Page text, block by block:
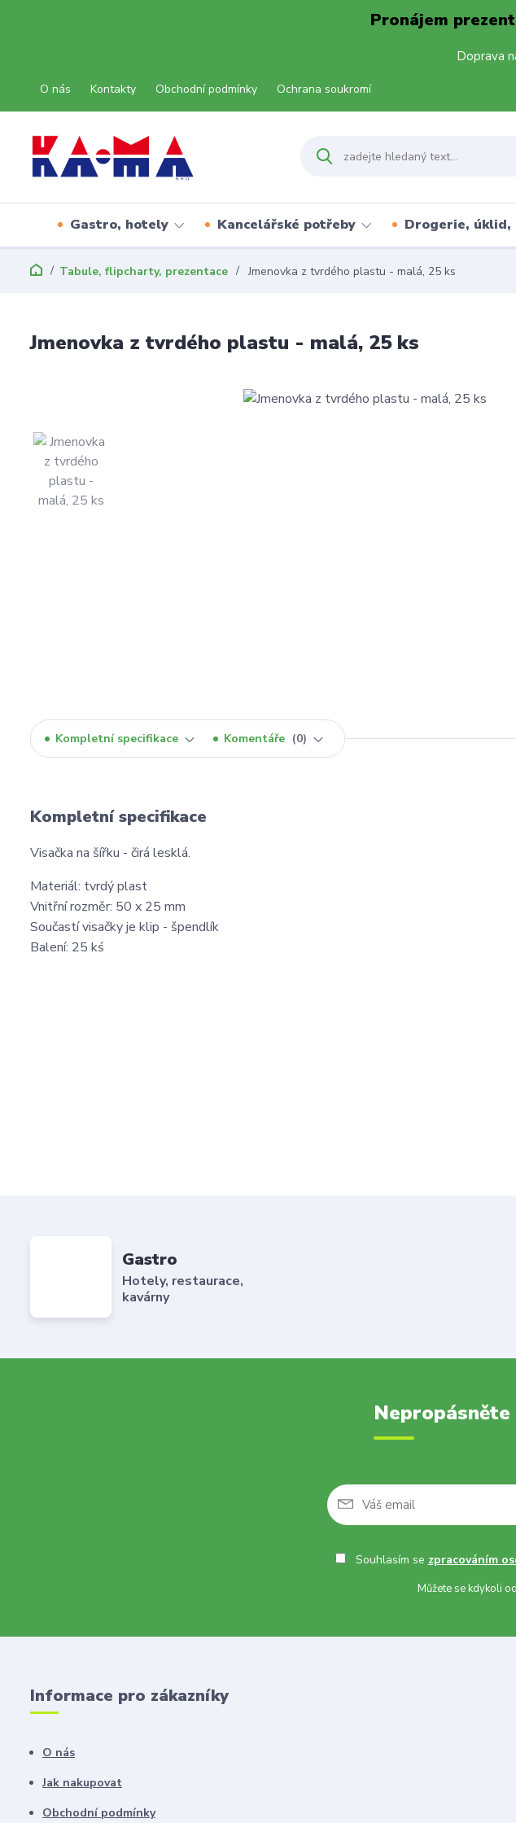
Pronájem
Doprava
O nás Kontakty Obchodní podmínky Ochrana soukromí
Gastro, hotely Kancelářské potřeby Drogerie, úklid,
Tabule, flipcharty, prezentace Jmenovka z tvrdého plastu - malá, 25 ks
Jmenovka z tvrdého plastu - malá, 25 ks
Kompletní specifikace Komentáře 0
Kompletní specifikace
Visačka na šířku - čirá lesklá.
Materiál: tvrdý plast
Vnitřní rozměr: 50 x 25 mm
Součastí visačky je klip - špendlík
Balení: 25 kś
Gastro
Hotely, restaurace,
kavárny
Souhlasím se zpracováním
Můžete se kdykoli
Informace pro zákazníky
O nás
Jak nakupovat
Obchodní podmínky